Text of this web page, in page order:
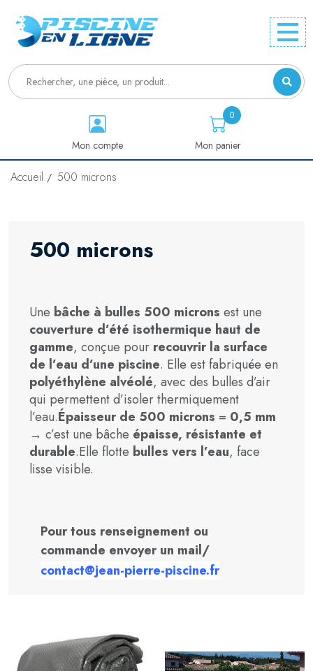
Mon compte Mon panier
0
Accueil 500 microns
500 microns
Une bâche à bulles 500 microns est une
couverture d’été isothermique haut de
gamme, conçue pour recouvrir la surface
de l’eau d’une piscine. Elle est fabriquée en
polyéthylène alvéolé, avec des bulles d’air
qui permettent d’isoler thermiquement
l’eau.Épaisseur de 500 microns = 0,5 mm
→ c’est une bâche épaisse, résistante et
durable.Elle flotte bulles vers l’eau, face
lisse visible.
Pour tous renseignement ou
commande envoyer un mail/
contact@jean-pierre-piscine.fr